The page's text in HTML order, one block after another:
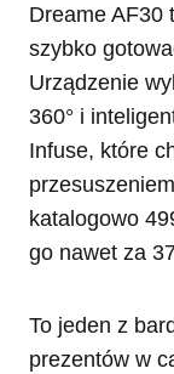
Dreame AF30
szybko
Urządzenie
360° i
Infuse, które
katalogowo
go nawet za
To jeden z
prezentów w